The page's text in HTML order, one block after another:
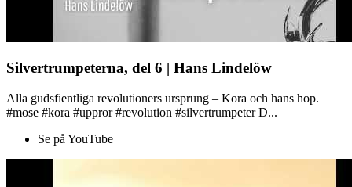
Silvertrumpeterna, del 6 | Hans Lindelöw
Alla gudsfientliga revolutioners ursprung – Kora och hans hop.
#mose #kora #uppror #revolution #silvertrumpeter D...
Se på YouTube